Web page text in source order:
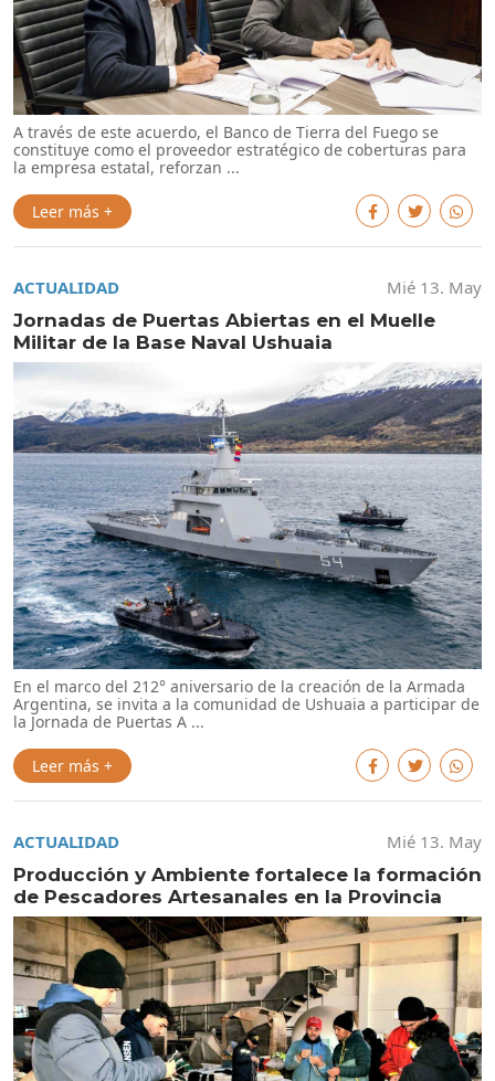
A través de este acuerdo, el Banco de Tierra del Fuego se
constituye como el proveedor estratégico de coberturas para
la empresa estatal, reforzan ...
Leer más +
ACTUALIDAD
Mié 13. May
Jornadas de Puertas Abiertas en el Muelle
Militar de la Base Naval Ushuaia
En el marco del 212° aniversario de la creación de la Armada
Argentina, se invita a la comunidad de Ushuaia a participar de
la Jornada de Puertas A ...
Leer más +
ACTUALIDAD
Mié 13. May
Producción y Ambiente fortalece la formación
de Pescadores Artesanales en la Provincia